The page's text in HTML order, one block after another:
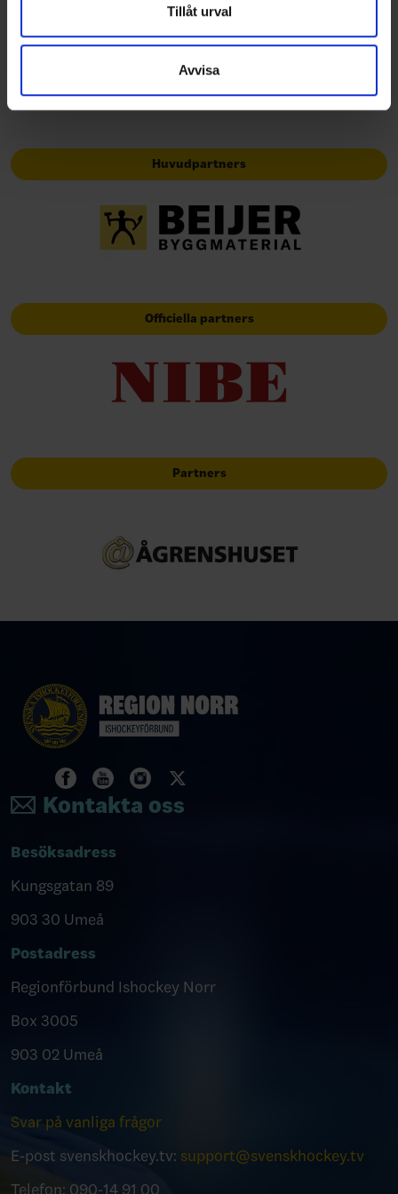
Dessa kan i sin tur kombinera informationen med annan
information som du har tillhandahållit eller som de har
samlat in när du har använt deras tjänster.
Tillåt urval
Avvisa
Huvudpartners
Officiella partners
Partners
Kontakta oss
Besöksadress
Kungsgatan 89
903 30 Umeå
Postadress
Regionförbund Ishockey Norr
Box 3005
903 02 Umeå
Kontakt
Svar på vanliga frågor
E-post svenskhockey.tv: support@svenskhockey.tv
Telefon: 090-14 91 00